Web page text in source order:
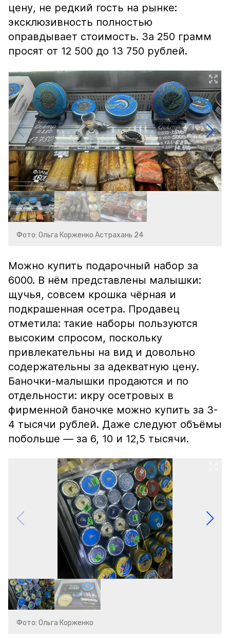
цену, не редкий гость на рынке:
эксклюзивность полностью
оправдывает стоимость. За 250 грамм
просят от 12 500 до 13 750 рублей.
Фото: Ольга Корженко Астрахань 24
Можно купить подарочный набор за
6000. В нём представлены малышки:
щучья, совсем крошка чёрная и
подкрашенная осетра. Продавец
отметила: такие наборы пользуются
высоким спросом, поскольку
привлекательны на вид и довольно
содержательны за адекватную цену.
Баночки-малышки продаются и по
отдельности: икру осетровых в
фирменной баночке можно купить за 3-
4 тысячи рублей. Даже следуют объёмы
побольше — за 6, 10 и 12,5 тысячи.
Фото: Ольга Корженко